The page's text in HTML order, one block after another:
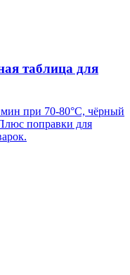
таблица для
мин при 70-80°C, чёрный
поправки для